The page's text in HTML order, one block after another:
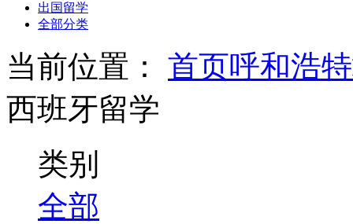
出国留学
全部分类
当前位置： 首页呼和浩
西班牙留学
类别
全部